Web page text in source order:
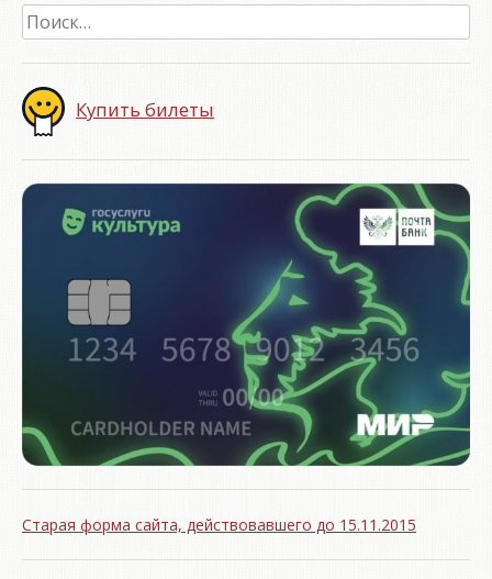
Найти:
Купить билеты
Старая форма сайта, действовавшего до 15.11.2015